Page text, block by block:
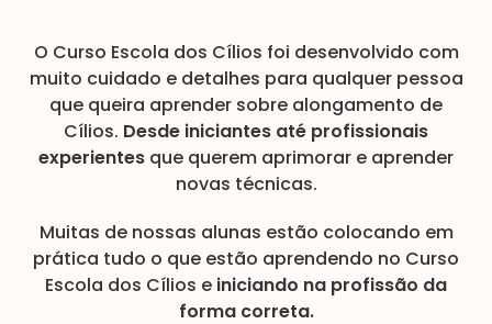
O Curso Escola dos Cílios foi desenvolvido com
muito cuidado e detalhes para qualquer pessoa
que queira aprender sobre alongamento de
Cílios. Desde iniciantes até profissionais
experientes que querem aprimorar e aprender
novas técnicas.
Muitas de nossas alunas estão colocando em
prática tudo o que estão aprendendo no Curso
Escola dos Cílios e iniciando na profissão da
forma correta.